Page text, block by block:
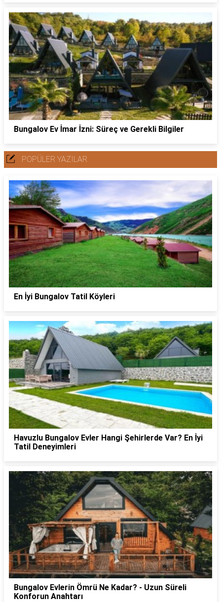
Bungalov Ev İmar İzni: Süreç ve Gerekli Bilgiler
POPÜLER YAZILAR
En İyi Bungalov Tatil Köyleri
Havuzlu Bungalov Evler Hangi Şehirlerde Var? En İyi
Tatil Deneyimleri
Bungalov Evlerin Ömrü Ne Kadar? - Uzun Süreli
Konforun Anahtarı